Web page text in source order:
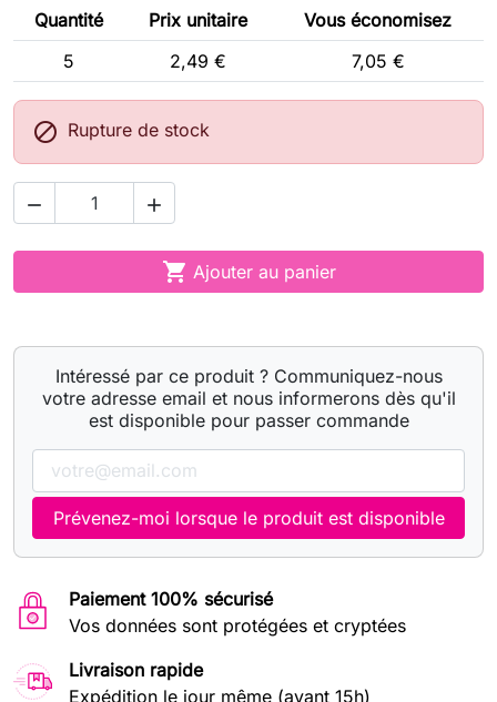
Quantité Prix unitaire
Vous économisez
5
2,49 € 7,05 €
 Rupture de stock
 
 Ajouter au panier
Intéressé par ce produit ? Communiquez-nous
votre adresse email et nous informerons dès qu'il
est disponible pour passer commande
Prévenez-moi lorsque le produit est disponible
Paiement 100% sécurisé
Vos données sont protégées et cryptées
Livraison rapide
Expédition le jour même (avant 15h)